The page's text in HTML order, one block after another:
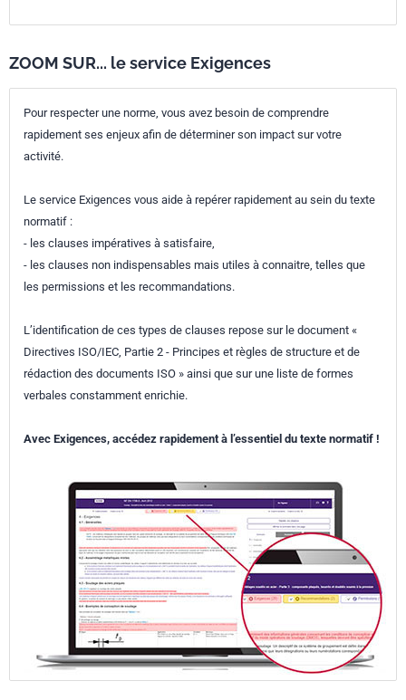
ZOOM SUR... le service Exigences
Pour respecter une norme, vous avez besoin de comprendre
rapidement ses enjeux afin de déterminer son impact sur votre
activité.
Le service Exigences vous aide à repérer rapidement au sein du texte
normatif :
- les clauses impératives à satisfaire,
- les clauses non indispensables mais utiles à connaitre, telles que
les permissions et les recommandations.
L’identification de ces types de clauses repose sur le document «
Directives ISO/IEC, Partie 2 - Principes et règles de structure et de
rédaction des documents ISO » ainsi que sur une liste de formes
verbales constamment enrichie.
Avec Exigences, accédez rapidement à l’essentiel du texte normatif !